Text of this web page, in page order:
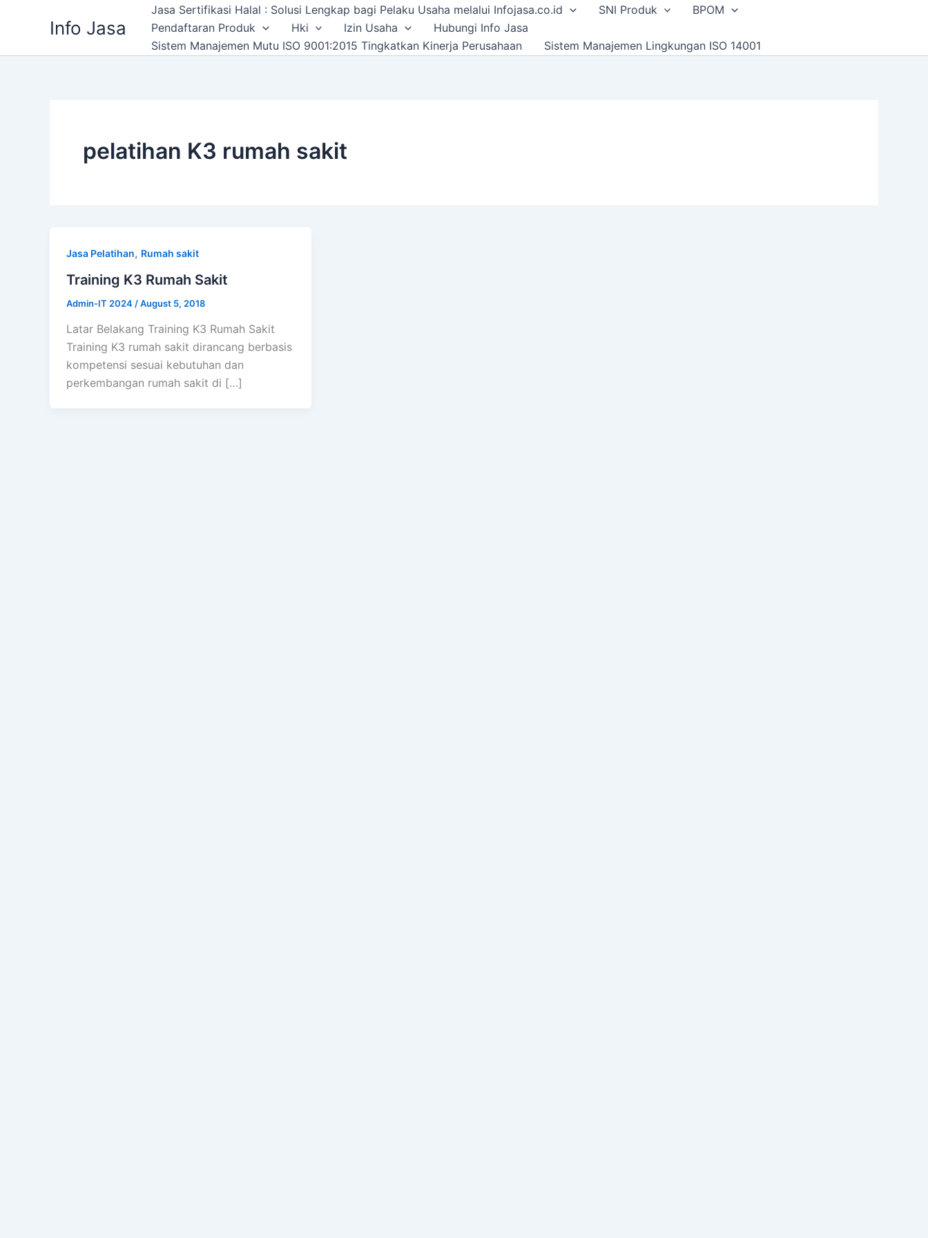
Info Jasa
Jasa Sertifikasi Halal : Solusi Lengkap bagi Pelaku Usaha melalui Infojasa.co.id SNI Produk
BPOM
Pendaftaran Produk
Hki Izin Usaha
Hubungi Info Jasa
Sistem Manajemen Mutu ISO 9001:2015 Tingkatkan Kinerja Perusahaan
Sistem Manajemen Lingkungan ISO 14001
pelatihan K3 rumah sakit
Jasa Pelatihan, Rumah sakit
Training K3 Rumah Sakit
Admin-IT 2024 /August 5, 2018
Latar Belakang Training K3 Rumah Sakit
Training K3 rumah sakit dirancang berbasis
kompetensi sesuai kebutuhan dan
perkembangan rumah sakit di […]